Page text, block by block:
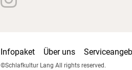
Infopaket Über uns
©Schlafkultur Lang All rights reserved.